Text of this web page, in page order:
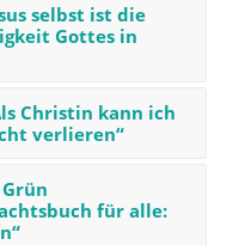
selbst ist die
Gottes in
Christin kann ich
verlieren“
für alle: